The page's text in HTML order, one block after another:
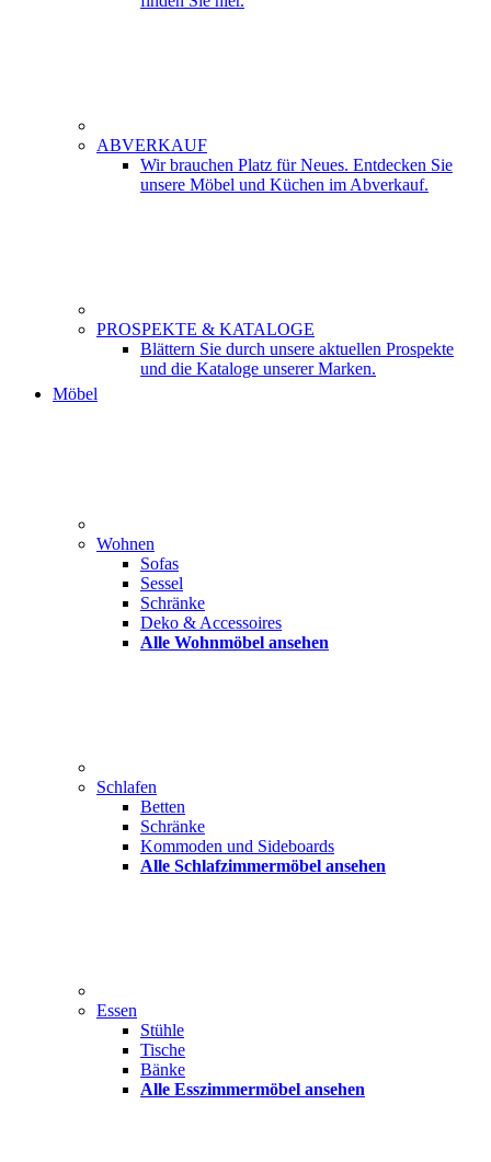
ABVERKAUF
Wir brauchen Platz für Neues. Entdecken Sie
unsere Möbel und Küchen im Abverkauf.
PROSPEKTE & KATALOGE
Blättern Sie durch unsere aktuellen Prospekte
und die Kataloge unserer Marken.
Möbel
Wohnen
Sofas
Sessel
Schränke
Deko & Accessoires
Alle Wohnmöbel ansehen
Schlafen
Betten
Schränke
Kommoden und Sideboards
Alle Schlafzimmermöbel ansehen
Essen
Stühle
Tische
Bänke
Alle Esszimmermöbel ansehen